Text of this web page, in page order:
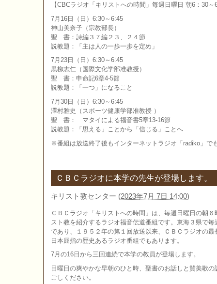
【CBCラジオ「キリストへの時間」毎週日曜日 朝6：30～
7月16日（日）6:30～6:45
神山美奈子（宗教部長）
聖 書：詩編３７編２３、２４節
説教題：「主は人の一歩一歩を定め」
7月23日（日）6:30～6:45
黒柳志仁（国際文化学部准教授）
聖 書：申命記6章4-5節
説教題：「一つ」になること
7月30日（日）6:30～6:45
澤村雅史（スポーツ健康学部准教授 ）
聖 書： マタイによる福音書5章13-16節
説教題：「思える」ことから「信じる」ことへ
※番組は放送終了後もインターネットラジオ「radiko」で
ＣＢＣラジオに本学の先生が登場します。
キリスト教センター (2023年7月 7日 14:00)
ＣＢＣラジオ「キリストへの時間」は、毎週日曜日の朝
スト教を紹介するラジオ福音伝道番組です。東海３県で
であり、１９５２年の第１回放送以来、ＣＢＣラジオの
日本屈指の歴史あるラジオ番組でもあります。
7月の16日から三回連続で本学の教員が登場します。
日曜日の爽やかな早朝のひと時、聖書のお話しと賛美歌
ごしください。